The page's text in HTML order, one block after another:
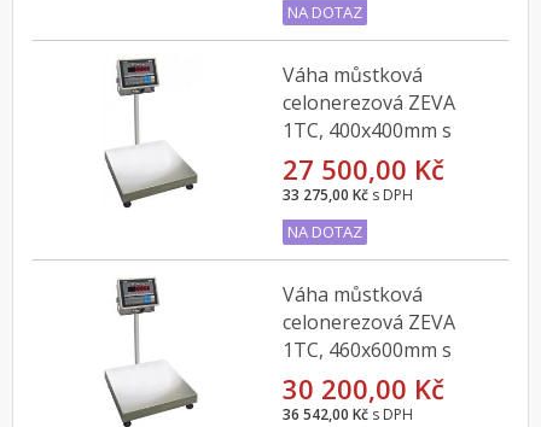
NA DOTAZ
Váha můstková
celonerezová ZEVA
1TC, 400x400mm s
indikátorem CAS CI-
200SC do 30kg
27 500,00 Kč
33 275,00 Kč s DPH
NA DOTAZ
Váha můstková
celonerezová ZEVA
1TC, 460x600mm s
indikátorem CAS CI-
200SC do 60kg
30 200,00 Kč
36 542,00 Kč s DPH